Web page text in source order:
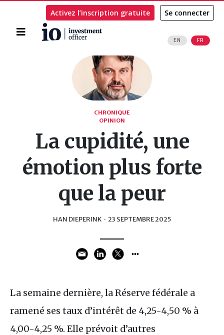
Accueil
EN FR
Activez l’inscription gratuite Se connecter
CHRONIQUE
OPINION
La cupidité, une
émotion plus forte
que la peur
HAN DIEPERINK · 23 SEPTEMBRE 2025
La semaine dernière, la Réserve fédérale a
ramené ses taux d’intérêt de 4,25-4,50 % à
4,00-4,25 %. Elle prévoit d’autres